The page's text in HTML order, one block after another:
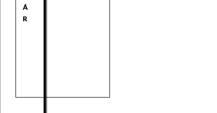
Á
R